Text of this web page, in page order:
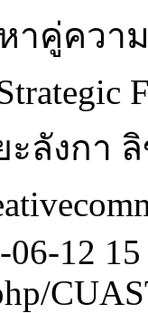
าคู่คว
ลังกา
06-12 15